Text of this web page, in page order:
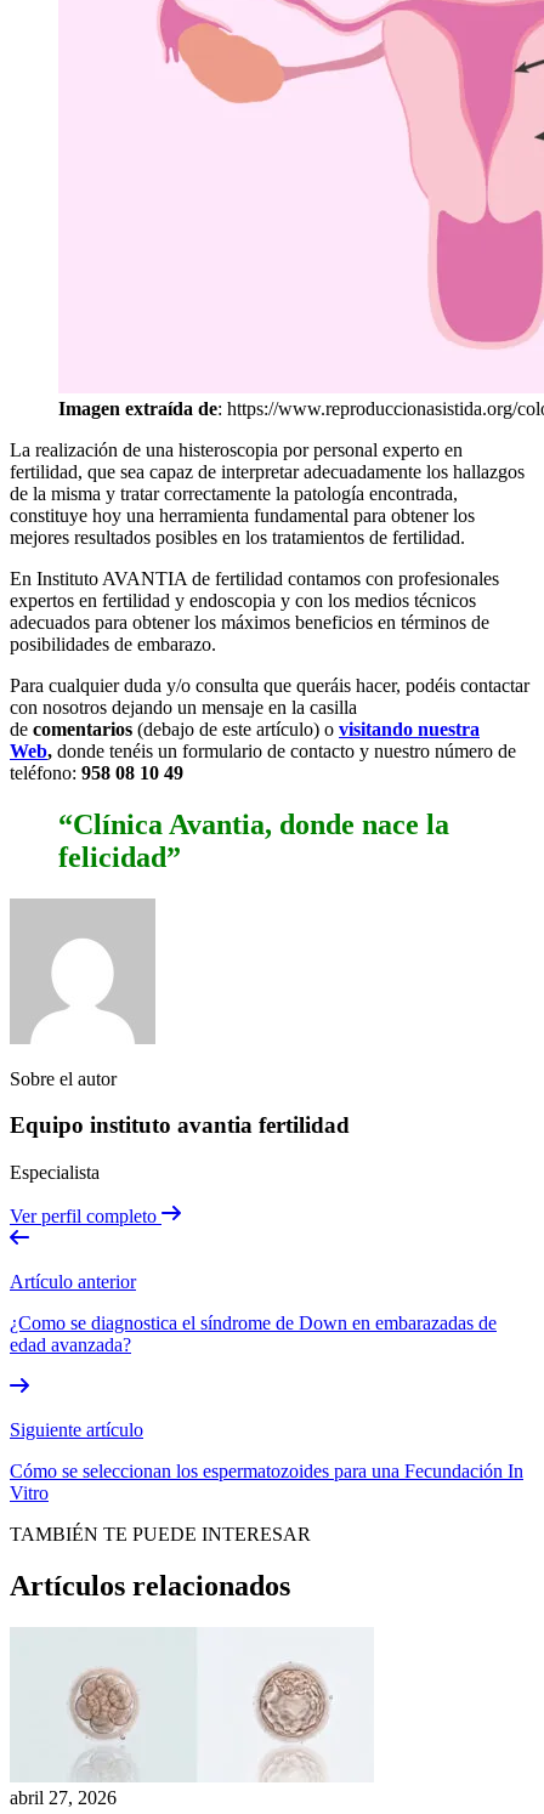
Imagen extraída de: https://www.reproduccionasistida.org/
La realización de una histeroscopia por personal experto en
fertilidad, que sea capaz de interpretar adecuadamente los hallazgos
de la misma y tratar correctamente la patología encontrada,
constituye hoy una herramienta fundamental para obtener los
mejores resultados posibles en los tratamientos de fertilidad.
En Instituto AVANTIA de fertilidad contamos con profesionales
expertos en fertilidad y endoscopia y con los medios técnicos
adecuados para obtener los máximos beneficios en términos de
posibilidades de embarazo.
Para cualquier duda y/o consulta que queráis hacer, podéis contactar
con nosotros dejando un mensaje en la casilla
de comentarios (debajo de este artículo) o visitando nuestra
Web, donde tenéis un formulario de contacto y nuestro número de
teléfono: 958 08 10 49
“Clínica Avantia, donde nace la
felicidad”
Sobre el autor
Equipo instituto avantia fertilidad
Especialista
Ver perfil completo
Artículo anterior
¿Como se diagnostica el síndrome de Down en embarazadas de
edad avanzada?
Siguiente artículo
Cómo se seleccionan los espermatozoides para una Fecundación In
Vitro
TAMBIÉN TE PUEDE INTERESAR
Artículos relacionados
abril 27, 2026